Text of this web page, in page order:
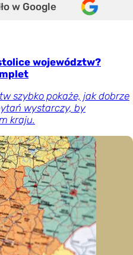
w Google
województw?
szybko pokaże, jak dobrze
wystarczy, by
kraju.